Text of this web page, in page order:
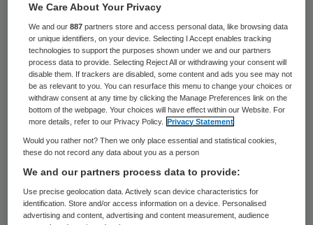
dinsdagochtend terug. Op die dag staan
ook de eerste operaties gepland. Woensdag
is het ziekenhuis voor iedereen open,
inclusief de spoedeisende hulp.
Als gevolg van een breuk in een
nabijgelegen waterleiding moest het VUmc
op dinsdag 8 september meer dan
driehonderd patiënten evacueren. Ze
werden ondergebracht in twintig andere
ziekenhuizen. Door de wateroverlast kon
We Care About Your Privacy
We and our887 partners store and access personal data, like browsing data
or unique identifiers, on your device. Selecting I Accept enables tracking
technologies to support the purposes shown under we and our partners
process data to provide. Selecting Reject All or withdrawing your consent will
disable them. If trackers are disabled, some content and ads you see may not
be as relevant to you. You can resurface this menu to change your choices or
withdraw consent at any time by clicking the Manage Preferences link on the
bottom of the webpage. Your choices will have effect within our Website. For
more details, refer to our Privacy Policy.
Privacy Statement
Would you rather not? Then we only place essential and statistical cookies,
these do not record any data about you as a person
We and our partners process data to provide:
Use precise geolocation data. Actively scan device characteristics for
identification. Store and/or access information on a device. Personalised
advertising and content, advertising and content measurement, audience